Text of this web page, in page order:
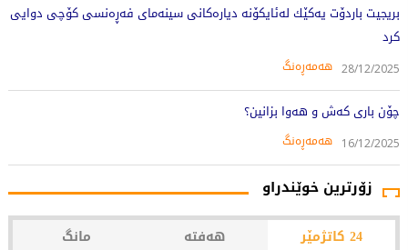
بریجیت باردۆت یه‌كێك له‌ئایكۆنه‌ دیاره‌كانی سینه‌مای فه‌ڕه‌نسی كۆچی دوایی
كرد
28/12/2025 هەمەڕەنگ
چۆن باری کەش و هەوا بزانین؟
16/12/2025 هەمەڕەنگ
زۆرترین خوێندراو
24 کاتژمێر هەفتە مانگ